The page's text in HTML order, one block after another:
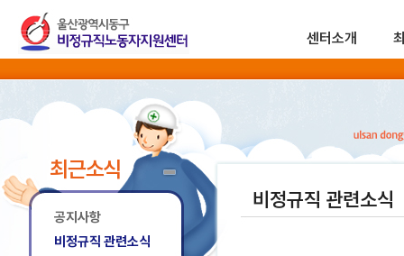
센터소개
최근소식
공지사항
비정규직 관련소식
비정규직 관련소식